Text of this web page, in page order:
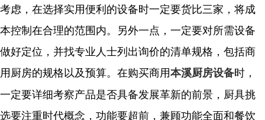
考虑，在选择实用便利的设备时一定要货比三家，将成
本控制在合理的范围内。另外一点，一定要对所需设备
做好定位，并找专业人士列出询价的清单规格，包括商
用厨房的规格以及预算。在购买商用本溪厨房设备时，
一定要详细考察产品是否具备发展革新的前景，厨具挑
选要注重时代概念，功能要超前，兼顾功能全面和餐饮